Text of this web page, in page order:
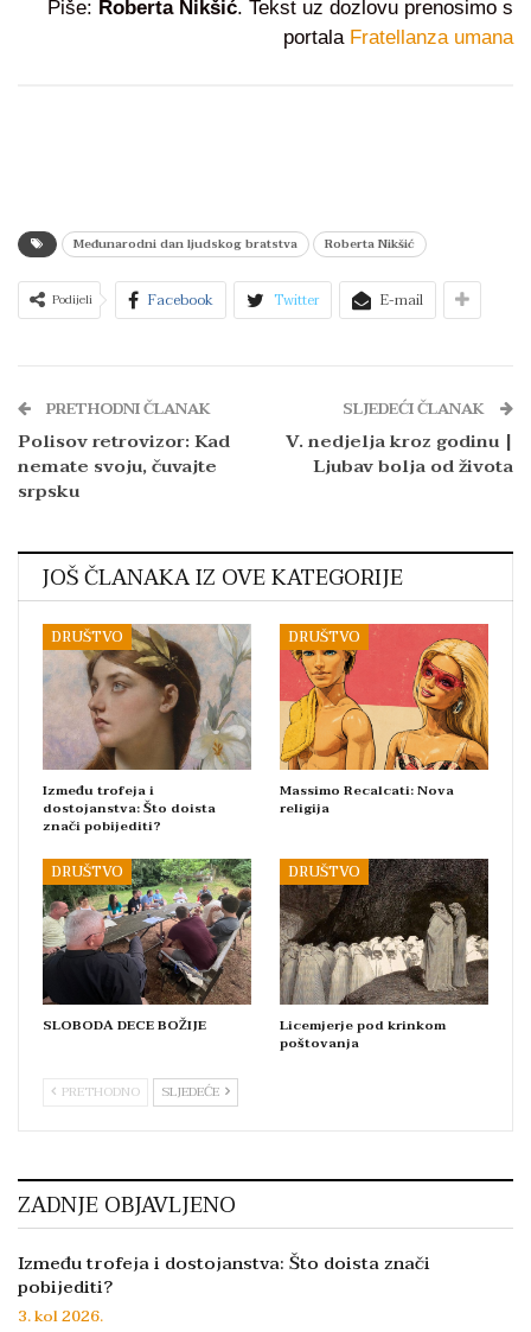
Piše: Roberta Nikšić. Tekst uz dozlovu prenosimo s
portala Fratellanza umana
Međunarodni dan ljudskog bratstva Roberta Nikšić
Podijeli Facebook Twitter E-mail
PRETHODNI ČLANAK
Polisov retrovizor: Kad
nemate svoju, čuvajte
srpsku
SLJEDEĆI ČLANAK
V. nedjelja kroz godinu |
Ljubav bolja od života
JOŠ ČLANAKA IZ OVE KATEGORIJE
DRUŠTVO
Između trofeja i
dostojanstva: Što doista
znači pobijediti?
DRUŠTVO
Massimo Recalcati: Nova
religija
DRUŠTVO
SLOBODA DECE BOŽIJE
DRUŠTVO
Licemjerje pod krinkom
poštovanja
PRETHODNO SLJEDEĆE
ZADNJE OBJAVLJENO
Između trofeja i dostojanstva: Što doista znači
pobijediti?
3. kol 2026.